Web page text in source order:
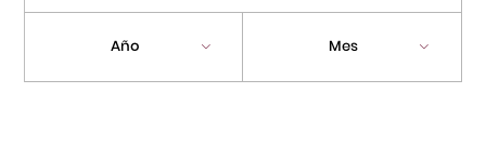
Centro Cultural Peruano Japonés
Año Mes